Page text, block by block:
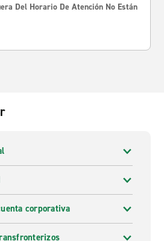
Del Horario De Atención No Están
corporativa